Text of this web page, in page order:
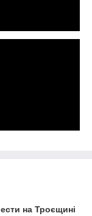
на Троєщині